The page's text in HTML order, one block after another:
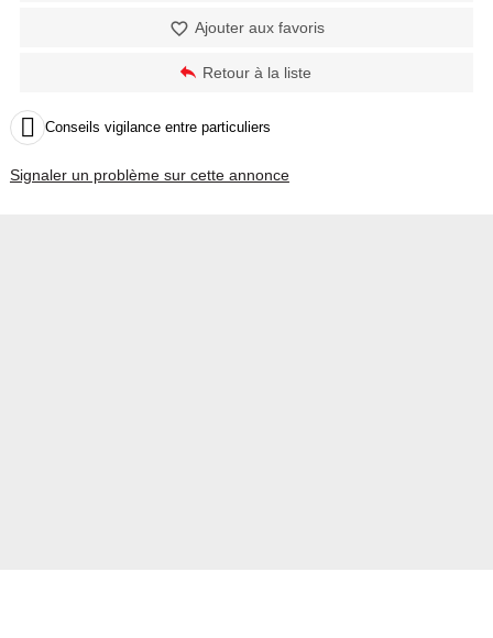
Ajouter aux favoris
Retour à la liste
 Conseils vigilance entre particuliers
Signaler un problème sur cette annonce